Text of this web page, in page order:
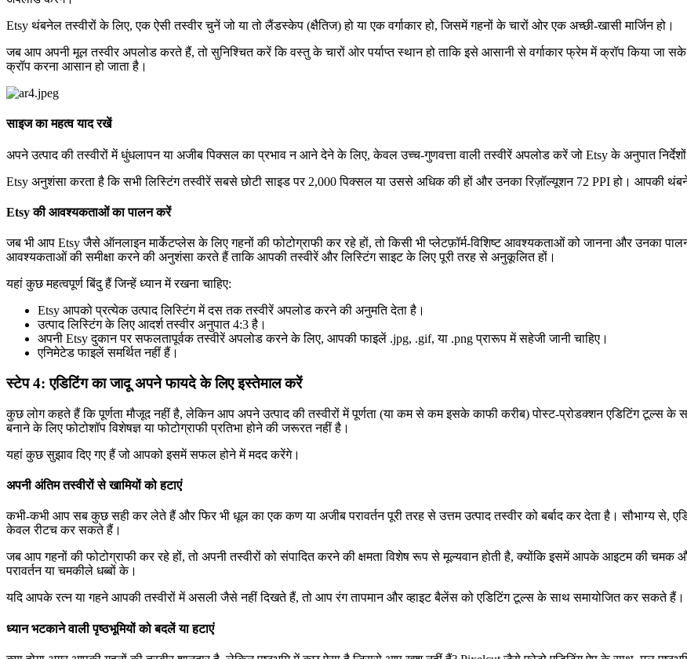
Etsy थंबनेल तस्वीरों के लिए, एक ऐसी तस्वीर चुनें जो या तो लैंडस्केप (क्षैतिज) हो या एक वर्गाकार हो, जिसमें गहनों के चारों ओर एक अच्छी-खासी मार्जिन हो।
जब आप अपनी मूल तस्वीर अपलोड करते हैं, तो सुनिश्चित करें कि वस्तु के चारों ओर पर्याप्त स्थान हो ताकि इसे आसानी से वर्गाकार फ्रेम में क्रॉप किया
क्रॉप करना आसान हो जाता है।
साइज का महत्व याद रखें
अपने उत्पाद की तस्वीरों में धुंधलापन या अजीब पिक्सल का प्रभाव न आने देने के लिए, केवल उच्च-गुणवत्ता वाली तस्वीरें अपलोड करें जो Etsy के अनुपात निर्देशों
Etsy अनुशंसा करता है कि सभी लिस्टिंग तस्वीरें सबसे छोटी साइड पर 2,000 पिक्सल या उससे अधिक की हों और उनका रिज़ॉल्यूशन 72 PPI हो। आपकी
Etsy की आवश्यकताओं का पालन करें
जब भी आप Etsy जैसे ऑनलाइन मार्केटप्लेस के लिए गहनों की फोटोग्राफी कर रहे हों, तो किसी भी प्लेटफ़ॉर्म-विशिष्ट आवश्यकताओं को जानना और उनका
आवश्यकताओं की समीक्षा करने की अनुशंसा करते हैं ताकि आपकी तस्वीरें और लिस्टिंग साइट के लिए पूरी तरह से अनुकूलित हों।
यहां कुछ महत्वपूर्ण बिंदु हैं जिन्हें ध्यान में रखना चाहिए:
Etsy आपको प्रत्येक उत्पाद लिस्टिंग में दस तक तस्वीरें अपलोड करने की अनुमति देता है।
उत्पाद लिस्टिंग के लिए आदर्श तस्वीर अनुपात 4:3 है।
अपनी Etsy दुकान पर सफलतापूर्वक तस्वीरें अपलोड करने के लिए, आपकी फाइलें .jpg, .gif, या .png प्रारूप में सहेजी जानी चाहिए।
एनिमेटेड फाइलें समर्थित नहीं हैं।
स्टेप 4: एडिटिंग का जादू अपने फायदे के लिए इस्तेमाल करें
कुछ लोग कहते हैं कि पूर्णता मौजूद नहीं है, लेकिन आप अपने उत्पाद की तस्वीरों में पूर्णता (या कम से कम इसके काफी करीब) पोस्ट-प्रोडक्शन एडिटिंग टूल्स
बनाने के लिए फोटोशॉप विशेषज्ञ या फोटोग्राफी प्रतिभा होने की जरूरत नहीं है।
यहां कुछ सुझाव दिए गए हैं जो आपको इसमें सफल होने में मदद करेंगे।
अपनी अंतिम तस्वीरों से खामियों को हटाएं
कभी-कभी आप सब कुछ सही कर लेते हैं और फिर भी धूल का एक कण या अजीब परावर्तन पूरी तरह से उत्तम उत्पाद तस्वीर को बर्बाद कर देता है। सौभाग्य
केवल रीटच कर सकते हैं।
जब आप गहनों की फोटोग्राफी कर रहे हों, तो अपनी तस्वीरों को संपादित करने की क्षमता विशेष रूप से मूल्यवान होती है, क्योंकि इसमें आपके आइटम की
परावर्तन या चमकीले धब्बों के।
यदि आपके रत्न या गहने आपकी तस्वीरों में असली जैसे नहीं दिखते हैं, तो आप रंग तापमान और व्हाइट बैलेंस को एडिटिंग टूल्स के साथ समायोजित कर सकते हैं।
ध्यान भटकाने वाली पृष्ठभूमियों को बदलें या हटाएं